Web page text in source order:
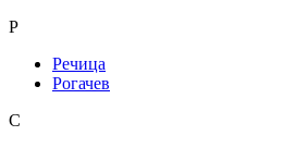
Р
Речица
Рогачев
С